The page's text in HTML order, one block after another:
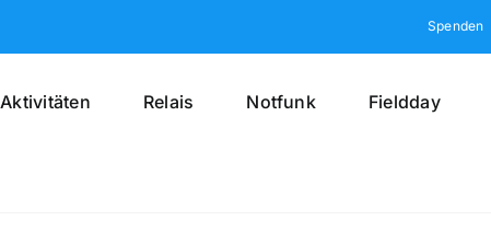
Spenden
Aktivitäten Relais Notfunk Fieldday